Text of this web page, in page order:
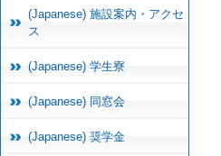
(Japanese) 施設案内・アクセ
ス
(Japanese) 学生寮
(Japanese) 同窓会
(Japanese) 奨学金